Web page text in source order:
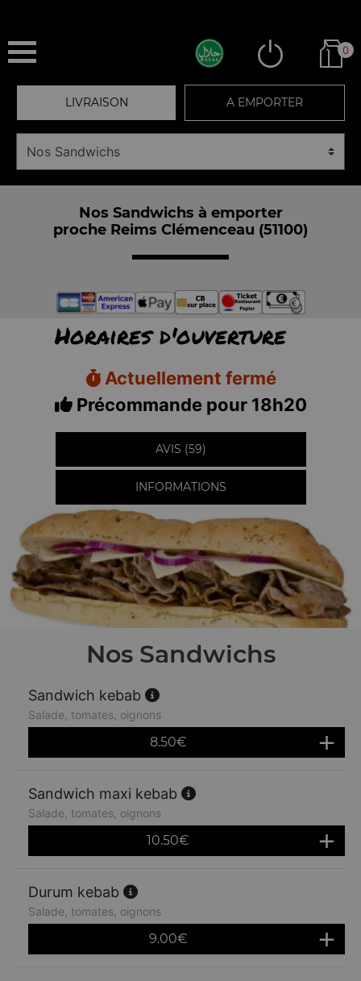
0
LIVRAISON A EMPORTER
Nos Sandwichs à emporter
proche Reims Clémenceau (51100)
Horaires d'ouverture
Actuellement fermé
Précommande pour 18h20
AVIS (59)
INFORMATIONS
Nos Sandwichs
Sandwich kebab
Salade, tomates, oignons
8.50€
Sandwich maxi kebab
Salade, tomates, oignons
10.50€
Durum kebab
Salade, tomates, oignons
9.00€